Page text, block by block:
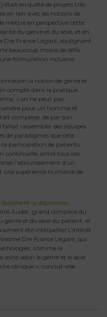
était en quête de projets très
en lien avec les notions de
mettre en perspective cette
du genre et du sexe, et en
Dre France Légaré, soulignant
beaucoup moins de défis
formulation inclusive.
la notion de genre et
compte dans la pratique.
« on ne peut pas
pour un homme et
complexe, de par son
rassembler des équipes
de paradigmes que cela
la participation de patients
continuelle, entre tous ces
l’aboutissement d’un
expérience humaine de
diabète et la dépression,
Audet, grand complice du
genre et du sexe du patient, et
été interpellés! L’intérêt
Dre France Légaré, qui
comme la
selon le genre et le sexe
clinique », conclut-elle.